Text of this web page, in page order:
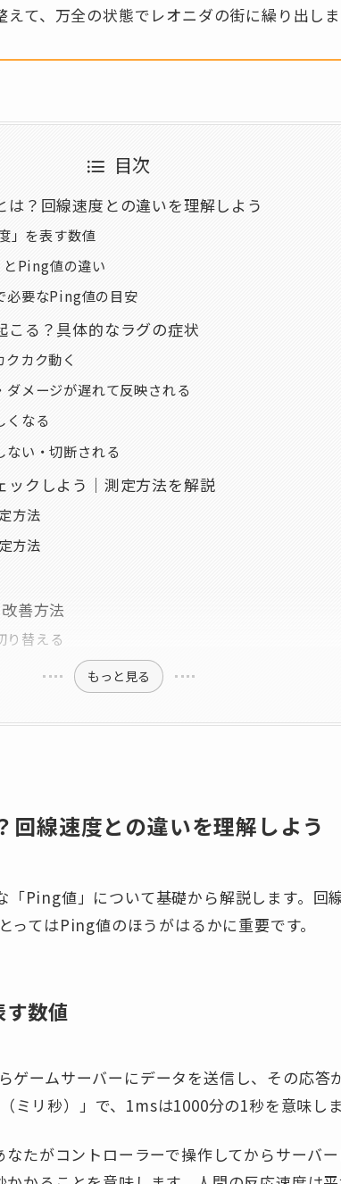
て、万全の状態でレオニダの街に繰り出しま
目次
？回線速度との違いを理解しよう
」を表す数値
Ping値の違い
必要なPing値の目安
る？具体的なラグの症状
カク動く
ダメージが遅れて反映される
くなる
ない・切断される
クしよう｜測定方法を解説
方法
方法
善方法
り替える
もっと見る
線速度との違いを理解しよう
「Ping値」について基礎から解説します。回
てはPing値のほうがはるかに重要です。
数値
ゲームサーバーにデータを送信し、その応答
ミリ秒）」で、1msは1000分の1秒を意味しま
たがコントローラーで操作してからサーバ